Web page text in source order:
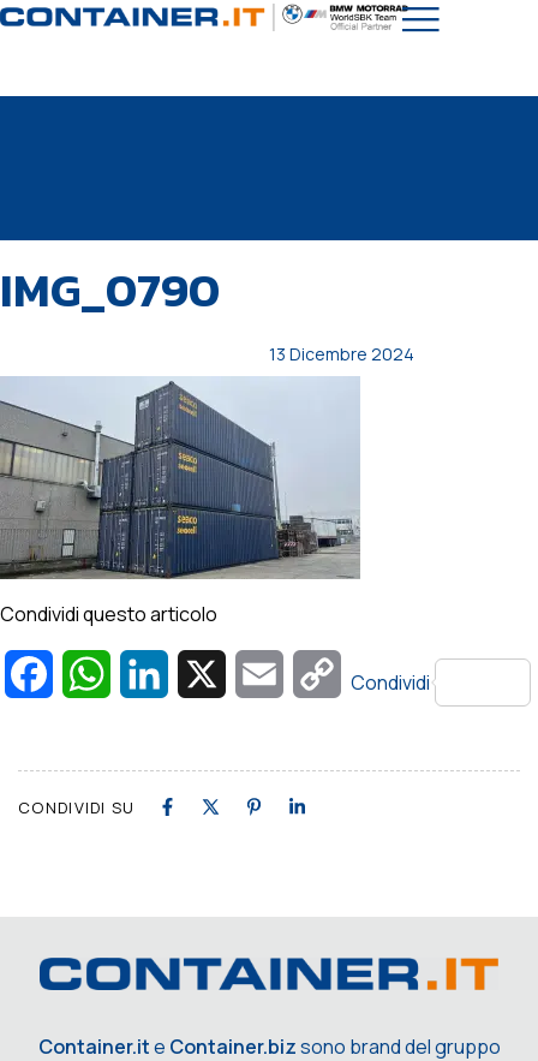
IN:
IMG_0790
il:
13 Dicembre 2024
Condividi questo articolo
FacebookWhatsAppLinkedIn Email
Copy
Condividi
CONDIVIDI SU
Container.ite Container.bizsono brand del gruppo